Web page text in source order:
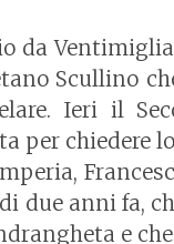
da
Scullino
Ieri il
per chiedere
due anni fa,
e